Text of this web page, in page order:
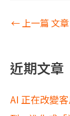
← 上一篇 文章
近期文章
AI 正在改變